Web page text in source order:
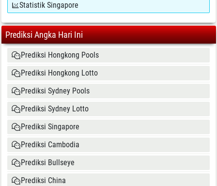
Statistik Singapore
Prediksi Angka Hari Ini
Prediksi Hongkong Pools
Prediksi Hongkong Lotto
Prediksi Sydney Pools
Prediksi Sydney Lotto
Prediksi Singapore
Prediksi Cambodia
Prediksi Bullseye
Prediksi China